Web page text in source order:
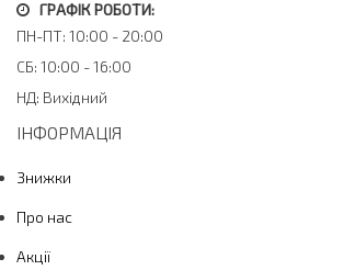
ГРАФІК РОБОТИ:
ПН-ПТ: 10:00 - 20:00
СБ: 10:00 - 16:00
НД: Вихідний
ІНФОРМАЦІЯ
Знижки
Про нас
Акції